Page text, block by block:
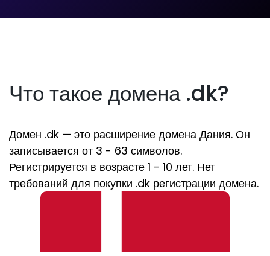
Что такое домена .dk?
Домен .dk — это расширение домена Дания. Он
записывается от 3 - 63 символов.
Регистрируется в возрасте 1 - 10 лет. Нет
требований для покупки .dk регистрации домена.